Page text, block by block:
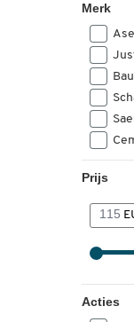
Merk
Prijs
Acties